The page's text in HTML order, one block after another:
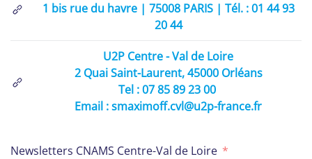
1 bis rue du havre | 75008 PARIS | Tél. : 01 44 93
20 44
U2P Centre - Val de Loire
2 Quai Saint-Laurent, 45000 Orléans
Tel : 07 85 89 23 00
Email : smaximoff.cvl@u2p-france.fr
Newsletters CNAMS Centre-Val de Loire